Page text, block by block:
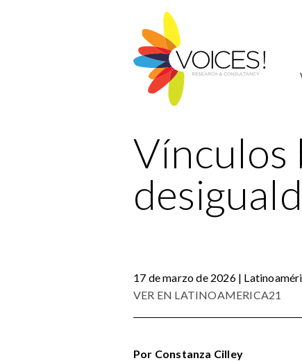
Vínculos
17 de marzo de 2026 |
VER EN LATINOAMERICA21
Por Constanza Cilley